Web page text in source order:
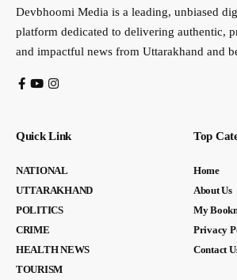
Devbhoomi Media is a leading, unbiased
platform dedicated to delivering authentic,
and impactful news from Uttarakhand and
Quick Link
NATIONAL
UTTARAKHAND
POLITICS
CRIME
HEALTH NEWS
TOURISM
Top
Home
About Us
My
Privacy
Contact